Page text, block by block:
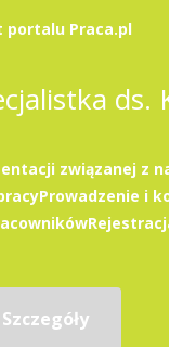
portalu Praca.pl
ds.
związanej z
i
Szczegóły